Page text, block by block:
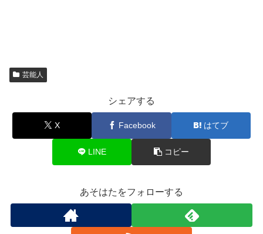
芸能人
シェアする
X Facebook はてブ
LINE コピー
あそはたをフォローする